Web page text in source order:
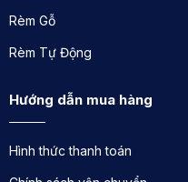
Rèm Roman trẻ em
✅ Loại vải rèm
✅ Bảo hành
Rèm Gỗ
Rèm Tự Động
Hướng dẫn mua hàng
Hình thức thanh toán